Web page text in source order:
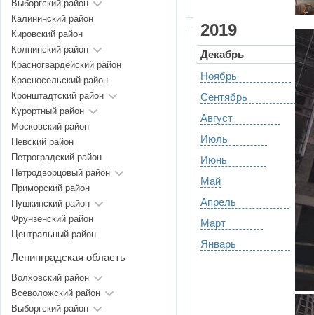
2019
Декабрь
Ноябрь
Сентябрь
Август
Июль
Июнь
Май
Апрель
Март
Январь
Выборгский район
Калининский район
Кировский район
Колпинский район
Красногвардейский район
Красносельский район
Кронштадтский район
Курортный район
Московский район
Невский район
Петроградский район
Петродворцовый район
Приморский район
Пушкинский район
Фрунзенский район
Центральный район
Ленинградская область
Волховский район
Всеволожский район
Выборгский район